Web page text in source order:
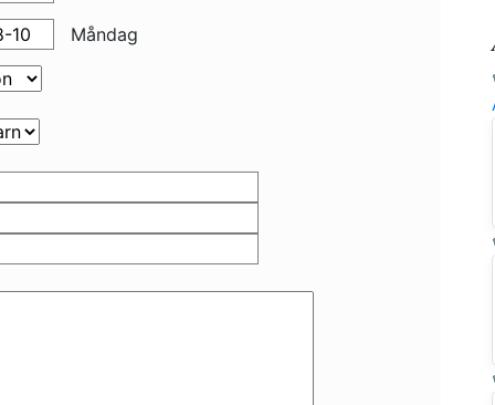
Måndag